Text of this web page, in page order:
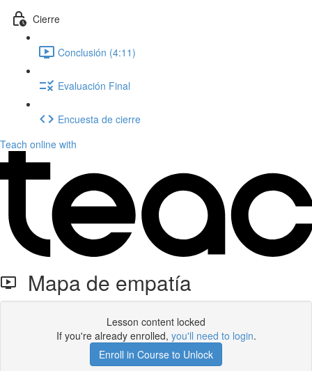
Cierre
Conclusión (4:11)
Evaluación Final
Encuesta de cierre
Teach online with
Mapa de empatía
Lesson content locked
If you're already enrolled, you'll need to login.
Enroll in Course to Unlock